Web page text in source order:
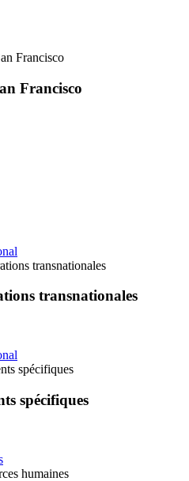
Francisco
Francisco
transnationales
transnationales
spécifiques
spécifiques
humaines